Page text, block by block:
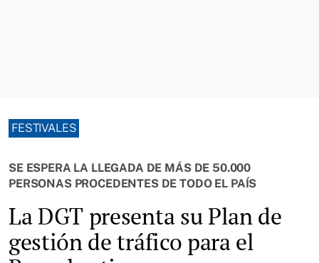
FESTIVALES
SE ESPERA LA LLEGADA DE MÁS DE 50.000
PERSONAS PROCEDENTES DE TODO EL PAÍS
La DGT presenta su Plan de
gestión de tráfico para el